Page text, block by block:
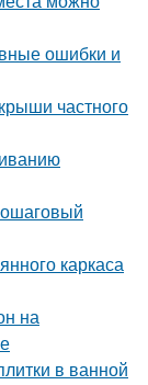
ошибки и
частного
каркаса
на
в ванной